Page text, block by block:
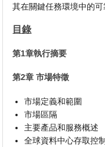
其在關鍵任務環境中的可
目錄
第1章執行摘要
第2章 市場特徵
市場定義和範圍
市場區隔
主要產品和服務概述
全球資料中心存取控